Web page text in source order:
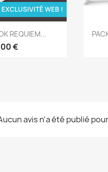
rapide
REQUIEM...
€
EXCLUSIVITÉ WEB !
avis n'a été publié